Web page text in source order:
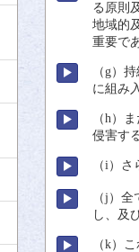
る 原則
地域的
重要で
（g）持
に組み
（h）
侵害す
（i）
（j）全
し、 及
（k）